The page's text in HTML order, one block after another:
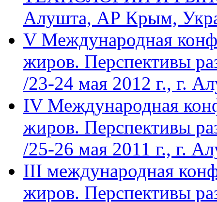
Алушта, АР Крым,
V Международная
жиров. Перспективы
/23-24 мая 2012 г., г.
IV Международная
жиров. Перспективы
/25-26 мая 2011 г., г.
III международная
жиров. Перспективы